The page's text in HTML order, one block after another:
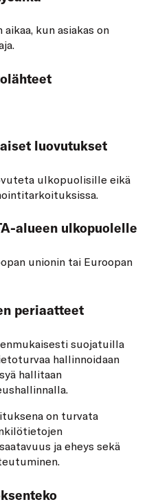
kun asiakas on
luovutukset
ulkopuolisille eikä
alueen ulkopuolelle
unionin tai Euroopan
periaatteet
suojatuilla
hallinnoidaan
hallitaan
on turvata
ja eheys sekä